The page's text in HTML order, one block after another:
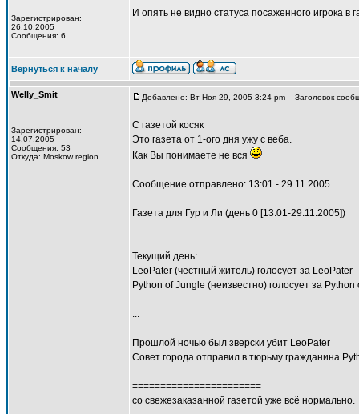
Зарегистрирован:
26.10.2005
Сообщения: 6
И опять не видно статуса посаженного игрока в
Вернуться к началу
Welly_Smit
Зарегистрирован:
14.07.2005
Сообщения: 53
Откуда: Moskow region
Добавлено: Вт Ноя 29, 2005 3:24 pm Заголовок
С газетой косяк
Это газета от 1-ого дня ужу с веба.
Как Вы понимаете не вся
Сообщение отправлено: 13:01 - 29.11.2005
Газета для Гур и Ли (день 0 [13:01-29.11.2005])
Текущий день:
LeoPater (честный житель) голосует за LeoPater
Python of Jungle (неизвестно) голосует за
...
Прошлой ночью был зверски убит LeoPater
Совет города отправил в тюрьму гражданина
=======================
со свежезаказанной газетой уже всё нормально.